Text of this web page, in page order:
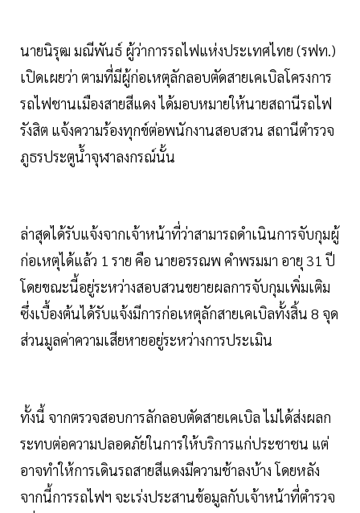
นายนิรุฒ มณีพันธ์ ผู้ว่าการรถไฟแห่งประเทศไทย (รฟท.)
เปิดเผยว่า ตามที่มีผู้ก่อเหตุลักลอบตัดสายเคเบิลโครงการ
รถไฟชานเมืองสายสีแดง ได้มอบหมายให้นายสถานีรถไฟ
รังสิต แจ้งความร้องทุกข์ต่อพนักงานสอบสวน สถานีตำรวจ
ภูธรประตูน้ำจุฬาลงกรณ์นั้น
ล่าสุดได้รับแจ้งจากเจ้าหน้าที่ว่าสามารถดำเนินการจับกุมผู้
ก่อเหตุได้แล้ว 1 ราย คือ นายอรรณพ คำพรมมา อายุ 31 ปี
โดยขณะนี้อยู่ระหว่างสอบสวนขยายผลการจับกุมเพิ่มเติม
ซึ่งเบื้องต้นได้รับแจ้งมีการก่อเหตุลักสายเคเบิลทั้งสิ้น 8 จุด
ส่วนมูลค่าความเสียหายอยู่ระหว่างการประเมิน
ทั้งนี้ จากตรวจสอบการลักลอบตัดสายเคเบิล ไม่ได้ส่งผลก
ระทบต่อความปลอดภัยในการให้บริการแก่ประชาชน แต่
อาจทำให้การเดินรถสายสีแดงมีความช้าลงบ้าง โดยหลัง
จากนี้การรถไฟฯ จะเร่งประสานข้อมูลกับเจ้าหน้าที่ตำรวจ